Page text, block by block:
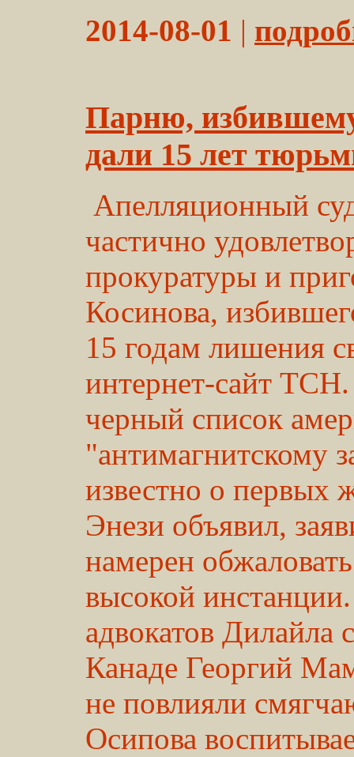
2014-08-01 |
Парню,
дали 15 лет
Апелляционный
частично
прокуратуры и
Косинова,
15 годам лишения
интернет-сайт
черный список
"антимагнитскому
известно о первых
Энези объявил,
намерен
высокой
адвокатов Дилайла
Канаде Георгий
не повлияли
Осипова